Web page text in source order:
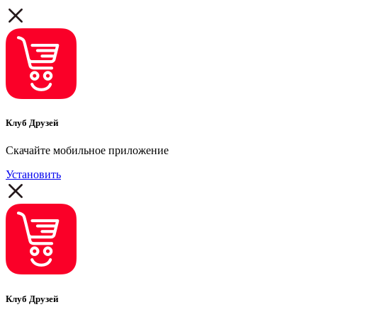
Клуб Друзей
Скачайте мобильное приложение
Установить
Клуб Друзей